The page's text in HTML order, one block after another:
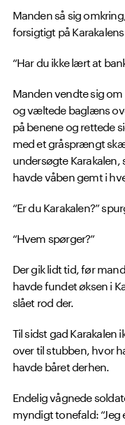
Manden så sig
forsigtigt på
“Har du ikke lært at
Manden vendte sig
og væltede baglæns
på benene og rettede
med et gråsprængt
undersøgte
havde våben gemt i
“Er du Karakalen?”
“Hvem spørger?”
Der gik lidt tid, før
havde fundet øksen i
slået rod der.
Til sidst gad Karakalen
over til stubben, hvor
havde båret derhen.
Endelig vågnede
myndigt tonefald: